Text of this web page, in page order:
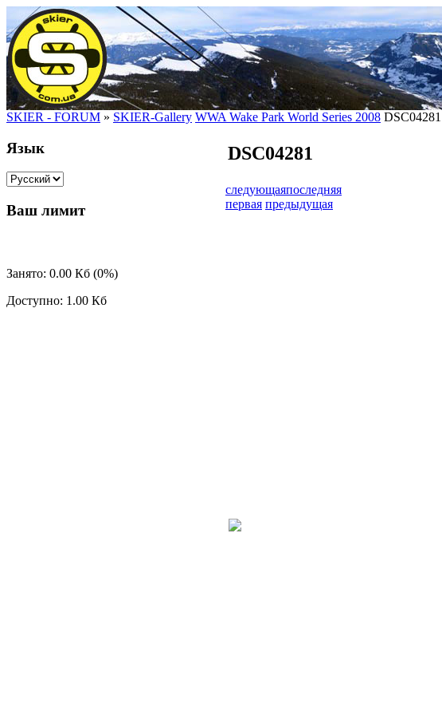
SKIER - FORUM » SKIER-Gallery WWA Wake Park World Series 2008 DSC04281
Язык
Ваш лимит
Занято: 0.00 Кб (0%)
Доступно: 1.00 Кб
DSC04281
следующаяпоследняя
первая предыдущая